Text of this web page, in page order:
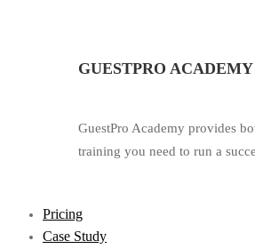
GUESTPRO ACADEMY
GuestPro Academy provides
training you need to run a
Pricing
Case Study